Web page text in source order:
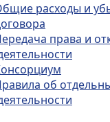
расходы и
права и
об